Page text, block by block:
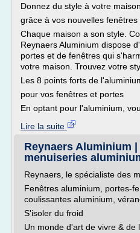
Donnez du style à votre maison
grâce à vos nouvelles fenêtres
Chaque maison a son style.
Reynaers Aluminium dispose
portes et de fenêtres qui
votre maison. Trouvez votre
Les 8 points forts de
pour vos fenêtres et portes
En optant pour l'aluminium,
Lire la suite
Reynaers Aluminium
menuiseries
Reynaers, le spécialiste des
Fenêtres aluminium, portes-
coulissantes aluminium,
S'isoler du froid
Un monde d'art de vivre & de